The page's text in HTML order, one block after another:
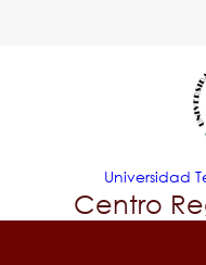
Universidad
Centro